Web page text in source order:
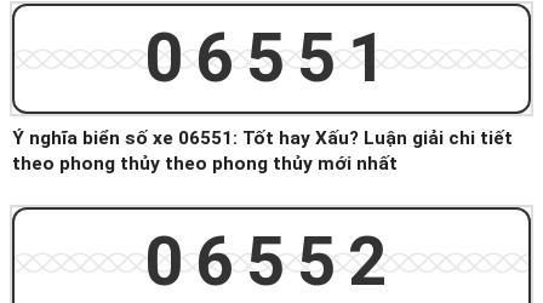
06551
Ý nghĩa biển số xe 06551: Tốt hay Xấu? Luận giải chi tiết
theo phong thủy theo phong thủy mới nhất
06552